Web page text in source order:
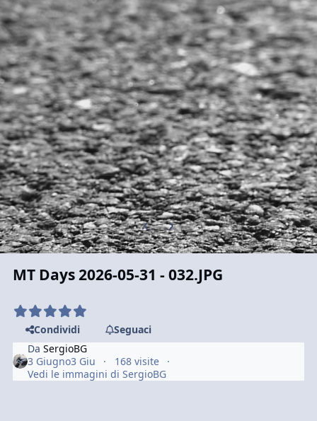
Previous carousel slide
Next carousel slide
MT Days 2026-05-31 - 032.JPG
Condividi
Seguaci
DaSergioBG
3 Giugno3 Giu
168 visite
Vedi le immagini di SergioBG